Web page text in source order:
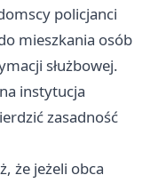
policjanci
mieszkania osób
służbowej.
instytucja
zasadność
że jeżeli obca